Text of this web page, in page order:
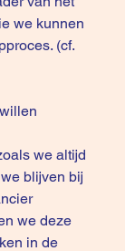
we kunnen
(cf.
we altijd
blijven bij
we deze
in de